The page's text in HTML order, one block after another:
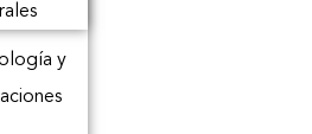
y